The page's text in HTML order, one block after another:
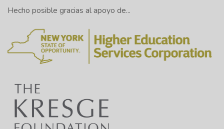
Hecho posible gracias al apoyo de...